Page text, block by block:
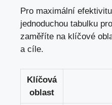
Pro maximální
jednoduchou tabulku
zaměříte na klíčové
a cíle.
Klíčová
oblast